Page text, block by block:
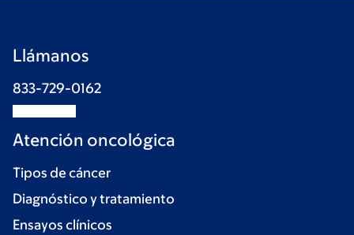
Llámanos
833-729-0162
Atención oncológica
Tipos de cáncer
Diagnóstico y tratamiento
Ensayos clínicos